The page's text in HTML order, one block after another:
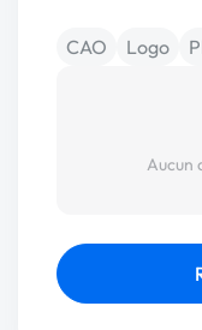
CAO Logo
Aucun